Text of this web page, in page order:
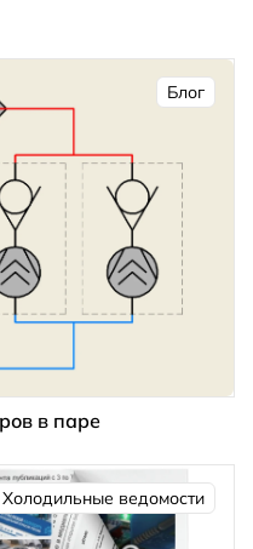
Блог
в паре
Холодильные ведомости